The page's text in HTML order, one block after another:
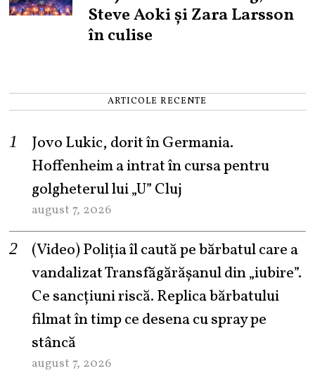
Steve Aoki și Zara Larsson
în culise
ARTICOLE RECENTE
Jovo Lukic, dorit în Germania.
Hoffenheim a intrat în cursa pentru
golgheterul lui „U” Cluj
august 7, 2026
(Video) Poliția îl caută pe bărbatul care a
vandalizat Transfăgărășanul din „iubire”.
Ce sancțiuni riscă. Replica bărbatului
filmat în timp ce desena cu spray pe
stâncă
august 7, 2026